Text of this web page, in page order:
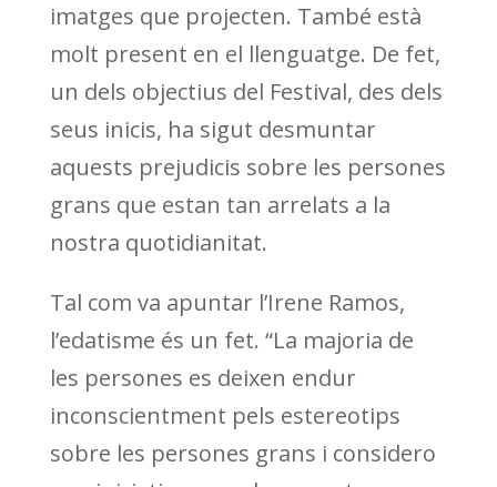
imatges que projecten. També està
molt present en el llenguatge. De fet,
un dels objectius del Festival, des dels
seus inicis, ha sigut desmuntar
aquests prejudicis sobre les persones
grans que estan tan arrelats a la
nostra quotidianitat.
Tal com va apuntar l’Irene Ramos,
l’edatisme és un fet. “La majoria de
les persones es deixen endur
inconscientment pels estereotips
sobre les persones grans i considero